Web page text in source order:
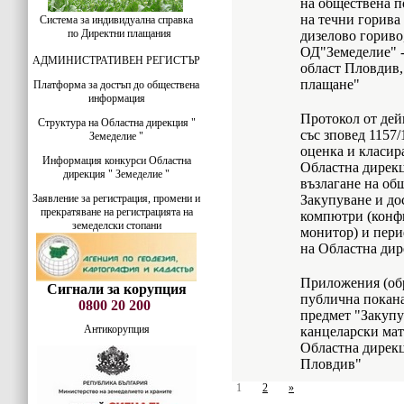
Система за индивидуална справка
по Директни плащания
АДМИНИСТРАТИВЕН РЕГИСТЪР
Платформа за достъп до обществена
информация
Структура на Областна дирекция "
Земеделие "
Информация конкурси Областна
дирекция " Земеделие "
Заявление за регистрация, промени и
прекратяване на регистрацията на
земеделски стопани
Сигнали за корупция
0800 20 200
Антикорупция
на обществена
на течни
дизелово
ОД"Земеделие"
област Пловдив,
плащане"
Протокол от
със зповед
оценка и
Областна
възлагане на
Закупуване и
компютри
монитор) и
на Областна
Приложения
публична
предмет
канцеларски
Областна
Пловдив"
1 2 »